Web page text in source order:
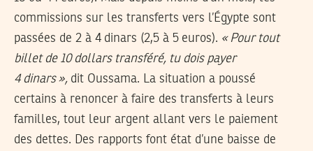
commissions sur les transferts vers l’Égypte sont
passées de 2 à 4 dinars (2,5 à 5 euros). « Pour tout
billet de 10 dollars transféré, tu dois payer
4 dinars », dit Oussama. La situation a poussé
certains à renoncer à faire des transferts à leurs
familles, tout leur argent allant vers le paiement
des dettes. Des rapports font état d’une baisse de